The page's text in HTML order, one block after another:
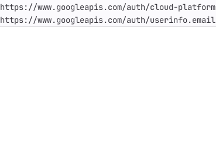
https://www.googleapis.com/auth/userinfo.email